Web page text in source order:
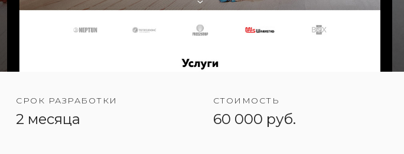
СРОК РАЗРАБОТКИ
2 месяца
СТОИМОСТЬ
60 000 руб.